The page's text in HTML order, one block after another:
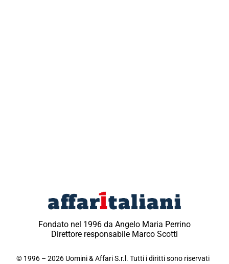
Fondato nel 1996 da Angelo Maria Perrino
Direttore responsabile Marco Scotti
© 1996 – 2026 Uomini & Affari S.r.l. Tutti i diritti sono riservati